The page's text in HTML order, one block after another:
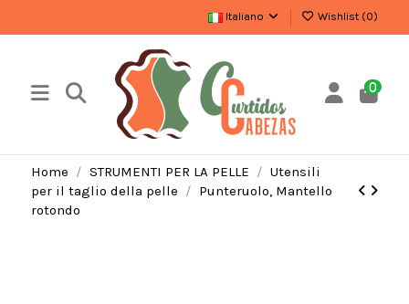
Italiano Wishlist (0)
0
Home STRUMENTI PER LA PELLE
Utensili
per il taglio della pelle
Punteruolo, Mantello
rotondo